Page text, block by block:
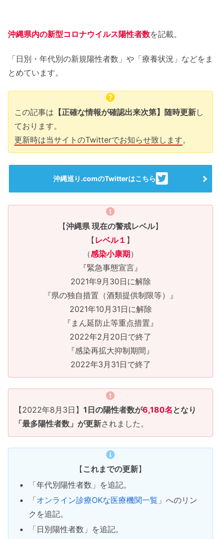
沖縄県内の新型コロナウイルス陽性者数を記載。
「日別・年代別の新規陽性者数」や「療養状況」などをま
とめています。
この記事は 【正確な情報が確認出来次第】随時更新し
ております。
更新時は当サイトのTwitterでお知らせ致します。
沖縄巡り.comのTwitterはこちら
【沖縄県 現在の警戒レベル】
【 レベル１ 】
（感染小康期）
『緊急事態宣言』
2021年9月30日に解除
『県の独自措置（酒類提供制限等）』
2021年10月31日に解除
『まん延防止等重点措置』
2022年2月20日で終了
『感染再拡大抑制期間』
2022年3月31日で終了
【2022年8月3日】 1日の陽性者数が6,180名 となり
「最多陽性者数」が更新されました。
【 これまでの更新】
「年代別陽性者数」を追記。
「オンライン診療OKな医療機関一覧 」へのリン
クを追記。
「日別陽性者数」を追記。